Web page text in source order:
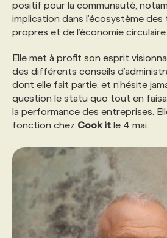
positif pour la communauté,
implication dans l’écosystème
propres et de l’économie circulaire.
Elle met à profit son esprit
des différents conseils
dont elle fait partie, et n’hésite
question le statu quo tout en
la performance des entreprises.
fonction chez Cook it le 4 mai.